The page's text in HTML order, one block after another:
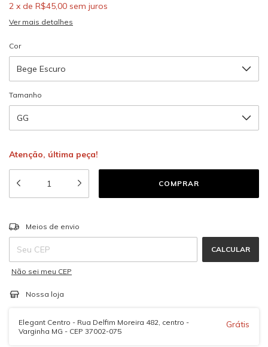
2 x de R$45,00 sem juros
Ver mais detalhes
Cor
Tamanho
Atenção, última peça!
Entregas para o CEP:
Meios de envio
CALCULAR
Não sei meu CEP
Nossa loja
Elegant Centro - Rua Delfim Moreira 482, centro -
Varginha MG - CEP 37002-075
Grátis